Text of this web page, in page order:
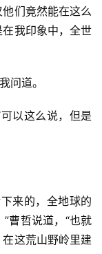
们竟然能在这么
我印象中，全世
问道。
以这么说，但是
来的，全地球的
曹哲说道，“也就
这荒山野岭里建